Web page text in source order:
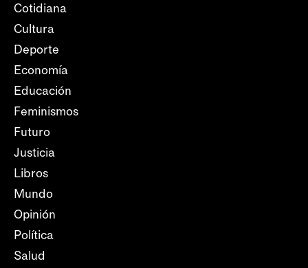
Cotidiana
Cultura
Deporte
Economía
Educación
Feminismos
Futuro
Justicia
Libros
Mundo
Opinión
Política
Salud